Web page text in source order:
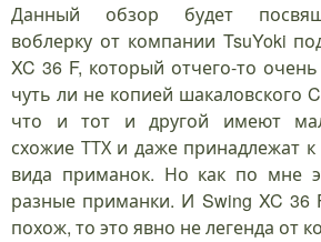
Данный обзор будет
воблерку от компании TsuYoki
XC 36 F, который отчего-то
чуть ли не копией шакаловского
что и тот и другой имеют
схожие ТТХ и даже принадлежат к
вида приманок. Но как по мне
разные приманки. И Swing XC 36
похож, то это явно не легенда от